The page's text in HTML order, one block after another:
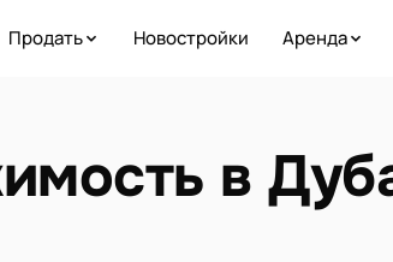
Продать Новостройки Аренда
в